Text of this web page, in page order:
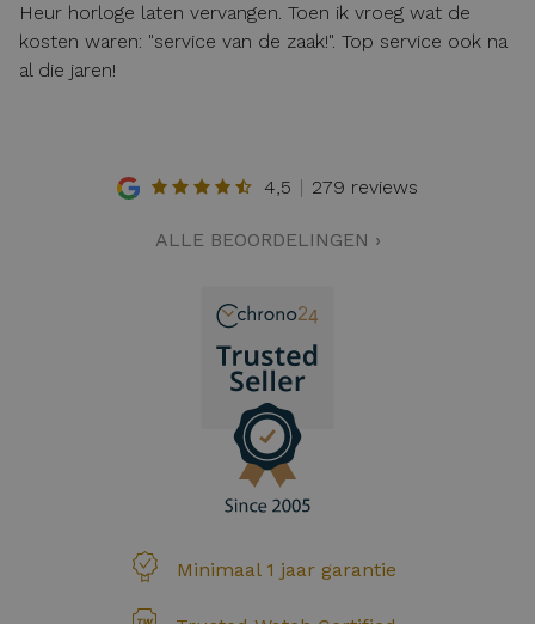
Heur horloge laten vervangen. Toen ik vroeg wat de
kosten waren: "service van de zaak!". Top service ook na
al die jaren!
4,5 279 reviews
ALLE BEOORDELINGEN ›
Minimaal 1 jaar garantie